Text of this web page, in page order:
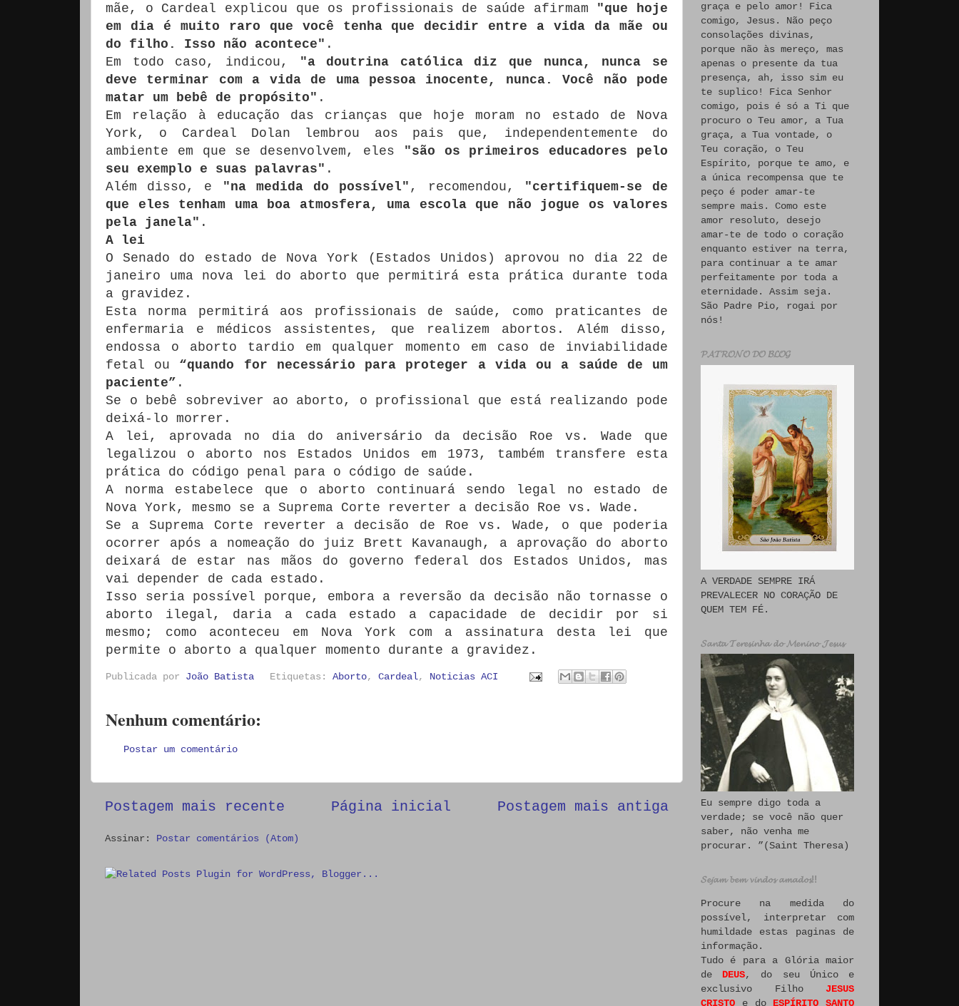
mãe, o Cardeal explicou que os profissionais de saúde afirmam "que hoje
em dia é muito raro que você tenha que decidir entre a vida da mãe ou
do filho. Isso não acontece" .
Em todo caso, indicou,
"a doutrina católica diz que nunca, nunca se
deve terminar com a vida de uma pessoa inocente, nunca. Você não pode
matar um bebê de propósito" .
Em relação à educação das crianças que hoje moram no estado de Nova
York, o Cardeal Dolan lembrou aos pais que, independentemente do
ambiente em que se desenvolvem, eles
"são os primeiros educadores pelo
seu exemplo e suas palavras" .
Além disso, e
"na medida do possível" , recomendou,
"certifiquem-se de
que eles tenham uma boa atmosfera, uma escola que não jogue os valores
pela janela" .
A lei
O Senado do estado de Nova York (Estados Unidos) aprovou no dia 22 de
janeiro uma nova lei do aborto que permitirá esta prática durante toda
a gravidez.
Esta norma permitirá aos profissionais de saúde, como praticantes de
enfermaria e médicos assistentes, que realizem abortos. Além disso,
endossa o aborto tardio em qualquer momento em caso de inviabilidade
fetal ou “quando for necessário para proteger a vida ou a saúde de um
paciente” .
Se o bebê sobreviver ao aborto, o profissional que está realizando pode
deixá-lo morrer.
A lei, aprovada no dia do aniversário da decisão Roe vs. Wade que
legalizou o aborto nos Estados Unidos em 1973, também transfere esta
prática do código penal para o código de saúde.
A norma estabelece que o aborto continuará sendo legal no estado de
Nova York, mesmo se a Suprema Corte reverter a decisão Roe vs. Wade.
Se a Suprema Corte reverter a decisão de Roe vs. Wade, o que poderia
ocorrer após a nomeação do juiz Brett Kavanaugh, a aprovação do aborto
deixará de estar nas mãos do governo federal dos Estados Unidos, mas
vai depender de cada estado.
Isso seria possível porque, embora a reversão da decisão não tornasse o
aborto ilegal, daria a cada estado a capacidade de decidir por si
mesmo; como aconteceu em Nova York com a assinatura desta lei que
permite o aborto a qualquer momento durante a gravidez.
Publicada por João Batista Etiquetas:Aborto,Cardeal, Noticias ACI
Nenhum comentário:
Postar um comentário
Postagem mais recente Postagem mais antiga
Página inicial
Assinar: Postar comentários (Atom)
graça e pelo amor! Fica
comigo, Jesus. Não peço
consolações divinas,
porque não às mereço, mas
apenas o presente da tua
presença, ah, isso sim eu
te suplico! Fica Senhor
comigo, pois é só a Ti que
procuro o Teu amor, a Tua
graça, a Tua vontade, o
Teu coração, o Teu
Espírito, porque te amo, e
a única recompensa que te
peço é poder amar-te
sempre mais. Como este
amor resoluto, desejo
amar-te de todo o coração
enquanto estiver na terra,
para continuar a te amar
perfeitamente por toda a
eternidade. Assim seja.
São Padre Pio, rogai por
nós!
𝓟𝓐𝓣𝓡𝓞𝓝𝓞 𝓓𝓞 𝓑𝓛𝓞𝓖
A VERDADE SEMPRE IRÁ
PREVALECER NO CORAÇÃO DE
QUEM TEM FÉ.
𝓢𝓪𝓷𝓽𝓪 𝓣𝓮𝓻𝓮𝓼𝓲𝓷𝓱𝓪 𝓭𝓸 𝓜𝓮𝓷𝓲𝓷𝓸 𝓙𝓮𝓼𝓾𝓼
Eu sempre digo toda a
verdade; se você não quer
saber, não venha me
procurar. ”(Saint Theresa)
𝓢𝓮𝓳𝓪𝓶 𝓫𝓮𝓶 𝓿𝓲𝓷𝓭𝓸𝓼 𝓪𝓶𝓪𝓭𝓸𝓼!!
Procure na medida do
possível, interpretar com
humildade estas paginas de
informação.
Tudo é para a Glória maior
de DEUS, do seu Único e
exclusivo Filho JESUS
CRISTO e do ESPÍRITO SANTO